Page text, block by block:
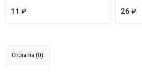
11 ₽ 26 ₽
Отзывы (0)